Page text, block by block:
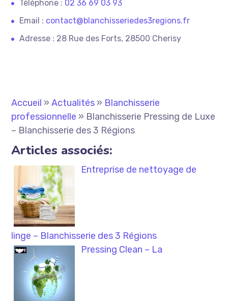
Téléphone : 02 36 69 03 93
Email : contact@blanchisseriedes3regions.fr
Adresse : 28 Rue des Forts, 28500 Cherisy
Accueil »Actualités » Blanchisserie
professionnelle » Blanchisserie Pressing de Luxe
– Blanchisserie des 3 Régions
Articles associés:
Entreprise de nettoyage de
linge – Blanchisserie des 3 Régions
Pressing Clean – La